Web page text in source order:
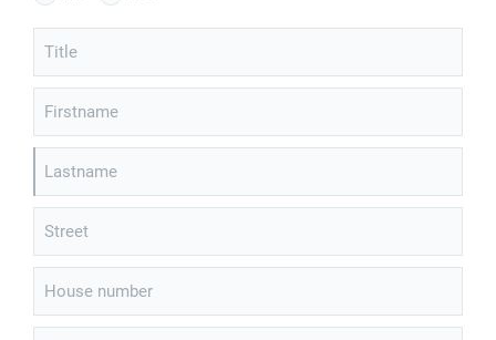
Title
Firstname
Lastname
Street
House number